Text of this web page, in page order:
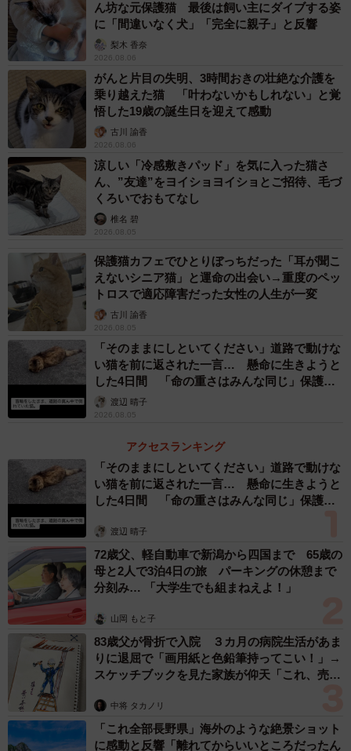
飼い主：小雪ちゃんを見つめていたり、日向ぼっこしてい
る時に笑っていると感じます。小雪ちゃんに対してニコニ
ーーご投稿に対し大きな反響がありました。
飼い主：「もしかして飼い主だけ笑っているように見える
のかな？」と思っていたのですが「笑っているように見え
ますよ！」と言ってくださる人が多くてうれしく感じまし
た。他にもカメさんを飼っている飼い主さんも同じ意見だ
ったので、やはりカメにも表情があるようですね…！
3/4
いつまでもお幸せに（飼い主さん提供）
◇ ◇
読者のみなさんは動物の表情を感じたことがあるだろう
か？
なおスケボーに乗る様子など軍曹くんの日常の姿は
YouTubeチャンネル「アメチカンのもな」で多数公開され
ている。ご興味のある方はぜひチェックしていただきた
い。
ん坊な元保護猫 最後は飼い主にダイブする姿
に「間違いなく犬」「完全に親子」と反響
梨木 香奈
2026.08.06
がんと片目の失明、3時間おきの壮絶な介護を
乗り越えた猫 「叶わないかもしれない」と覚
悟した19歳の誕生日を迎えて感動
古川 諭香
2026.08.06
涼しい「冷感敷きパッド」を気に入った猫さ
ん、”友達”をヨイショヨイショとご招待、毛づ
くろいでおもてなし
椎名 碧
2026.08.05
保護猫カフェでひとりぼっちだった「耳が聞こ
えないシニア猫」と運命の出会い→重度のペッ
トロスで適応障害だった女性の人生が一変
古川 諭香
2026.08.05
「そのままにしといてください」道路で動けな
い猫を前に返された一言… 懸命に生きようと
した4日間 「命の重さはみんな同じ」保護団
体代表の訴え
渡辺 晴子
2026.08.05
アクセスランキング
「そのままにしといてください」道路で動けな
い猫を前に返された一言… 懸命に生きようと
した4日間 「命の重さはみんな同じ」保護団
渡辺 晴子
72歳父、軽自動車で新潟から四国まで 65歳の
母と2人で3泊4日の旅 パーキングの休憩まで
分刻み… 「大学生でも組まねえよ！」
山岡 もと子
83歳父が骨折で入院 ３カ月の病院生活があま
りに退屈で「画用紙と色鉛筆持ってこい！」→
スケッチブックを見た家族が仰天「これ、売れ
中将 タカノリ
「これ全部長野県」海外のような絶景ショット
に感動と反響「離れてからいいところだったん